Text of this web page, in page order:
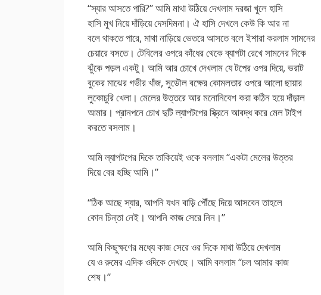
“স্যার আসতে পারি?” আমি মাথা উঠিয়ে দেখলাম দরজা খুলে হাসি
হাসি মুখ নিয়ে দাঁড়িয়ে দেসদিমনা। ঐ হাসি দেখলে কেউ কি আর না
বলে থাকতে পারে, মাথা নাড়িয়ে ভেতরে আসতে বলে ইশারা করলাম সামনের
চেয়ারে বসতে। টেবিলের ওপরে কাঁধের থেকে ব্যাগটা রেখে সামনের দিকে
ঝুঁকে পড়ল একটু। আমি আর চোখে দেখলাম যে টপের ওপর দিয়ে, ভরাট
বুকের মাঝের গভীর খাঁজ, সুডৌল বক্ষের কোমলতার ওপরে আলো ছায়ার
লুকোচুরি খেলা। মেলের উত্তরে আর মনোনিবেশ করা কঠিন হয়ে দাঁড়াল
আমার। প্রানপনে চোখ দুটি ল্যাপটপের স্ক্রিনে আবদ্ধ করে মেল টাইপ
করতে বসলাম।
আমি ল্যাপটপের দিকে তাকিয়েই ওকে বললাম “একটা মেলের উত্তর
দিয়ে বের হচ্ছি আমি।”
“ঠিক আছে স্যার, আপনি যখন বাড়ি পৌঁছে দিয়ে আসবেন তাহলে
কোন চিন্তা নেই। আপনি কাজ সেরে নিন।”
আমি কিছুক্ষণের মধ্যে কাজ সেরে ওর দিকে মাথা উঠিয়ে দেখলাম
যে ও রুমের এদিক ওদিকে দেখছে। আমি বললাম “চল আমার কাজ
শেষ।”